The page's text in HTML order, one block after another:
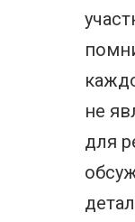
не
для